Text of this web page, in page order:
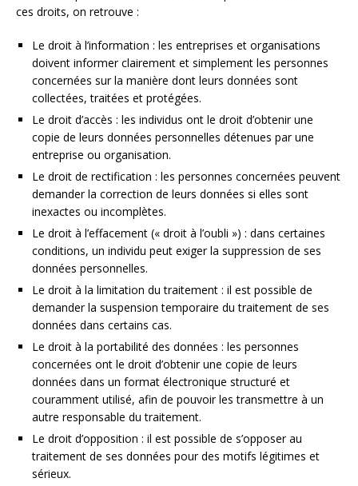
ces droits, on retrouve :
Le droit à l’information : les entreprises et organisations
doivent informer clairement et simplement les personnes
concernées sur la manière dont leurs données sont
collectées, traitées et protégées.
Le droit d’accès : les individus ont le droit d’obtenir une
copie de leurs données personnelles détenues par une
entreprise ou organisation.
Le droit de rectification : les personnes concernées peuvent
demander la correction de leurs données si elles sont
inexactes ou incomplètes.
Le droit à l’effacement (« droit à l’oubli ») : dans certaines
conditions, un individu peut exiger la suppression de ses
données personnelles.
Le droit à la limitation du traitement : il est possible de
demander la suspension temporaire du traitement de ses
données dans certains cas.
Le droit à la portabilité des données : les personnes
concernées ont le droit d’obtenir une copie de leurs
données dans un format électronique structuré et
couramment utilisé, afin de pouvoir les transmettre à un
autre responsable du traitement.
Le droit d’opposition : il est possible de s’opposer au
traitement de ses données pour des motifs légitimes et
sérieux.